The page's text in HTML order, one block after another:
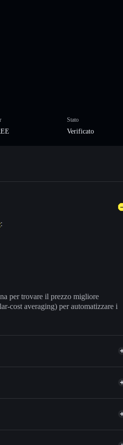
Stato
Verificato
:
per trovare il prezzo migliore
cost averaging) per automatizzare i
di altri token Solana al prezzo
three.ws